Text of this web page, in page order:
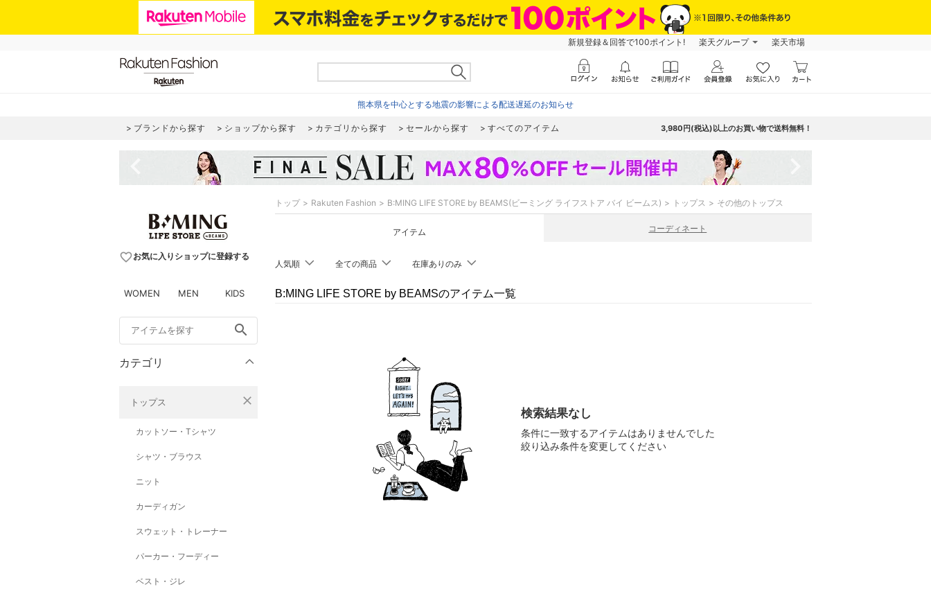
新規登録＆回答で100ポイント! 楽天グループ 楽天市場
熊本県を中心とする地震の影響による配送遅延のお知らせ
ブランドから探す ショップから探す カテゴリから探す セールから探す すべてのアイテム 3,980円(税込)以上のお買い物で送料無料！
favorite_borderお気に入りショップに登録する
WOMEN MEN KIDS
search
カテゴリ
トップス close
カットソー・Tシャツ
シャツ・ブラウス
ニット
カーディガン
スウェット・トレーナー
パーカー・フーディー
ベスト・ジレ
トップ Rakuten Fashion B:MING LIFE STORE by BEAMS(ビーミング ライフストア バイ ビームス) トップス その他のトップス
アイテム コーディネート
人気順 全ての商品 在庫ありのみ
B:MING LIFE STORE by BEAMSのアイテム一覧
検索結果なし
条件に一致するアイテムはありませんでした
絞り込み条件を変更してください